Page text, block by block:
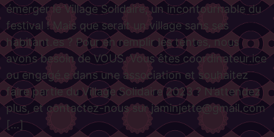
émerger le Village Solidaire, un incontournable du
festival ! Mais que serait un village sans ses
habitant.es ? Pour en remplir les tentes, nous
avons besoin de VOUS. Vous êtes coordinateur.ice
ou engagé.e dans une association et souhaitez
faire partie du Village Solidaire 2023 ? N’attendez
plus, et contactez-nous sur jaminjette@gmail.com
[…]